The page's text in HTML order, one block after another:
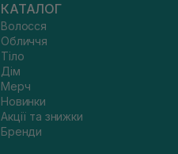
КАТАЛОГ
Волосся
Обличчя
Тіло
Дім
Мерч
Новинки
Акції та знижки
Бренди